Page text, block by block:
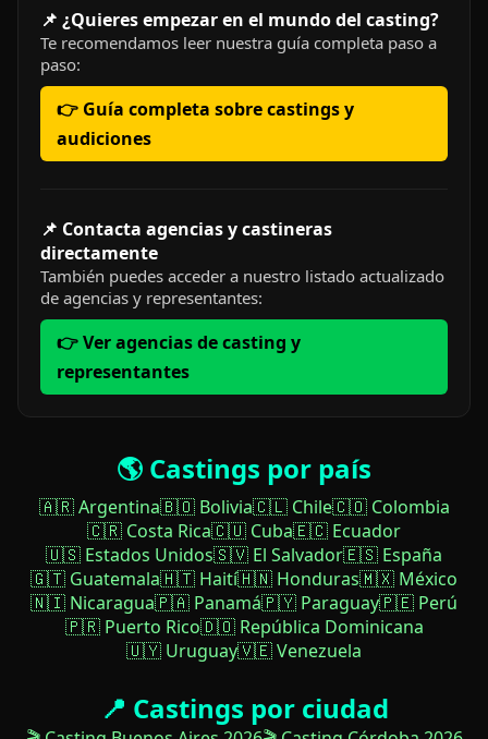
📌 ¿Quieres empezar en el mundo del casting?
Te recomendamos leer nuestra guía completa paso a
paso:
👉 Guía completa sobre castings y
audiciones
📌 Contacta agencias y castineras
directamente
También puedes acceder a nuestro listado actualizado
de agencias y representantes:
👉 Ver agencias de casting y
representantes
🌎 Castings por país
🇦🇷 Argentina🇧🇴 Bolivia🇨🇱 Chile🇨🇴 Colombia
🇨🇷 Costa Rica🇨🇺 Cuba🇪🇨 Ecuador
🇺🇸 Estados Unidos🇸🇻 El Salvador🇪🇸 España
🇬🇹 Guatemala🇭🇹 Haití🇭🇳 Honduras🇲🇽 México
🇳🇮 Nicaragua🇵🇦 Panamá🇵🇾 Paraguay🇵🇪 Perú
🇵🇷 Puerto Rico🇩🇴 República Dominicana
🇺🇾 Uruguay🇻🇪 Venezuela
📍 Castings por ciudad